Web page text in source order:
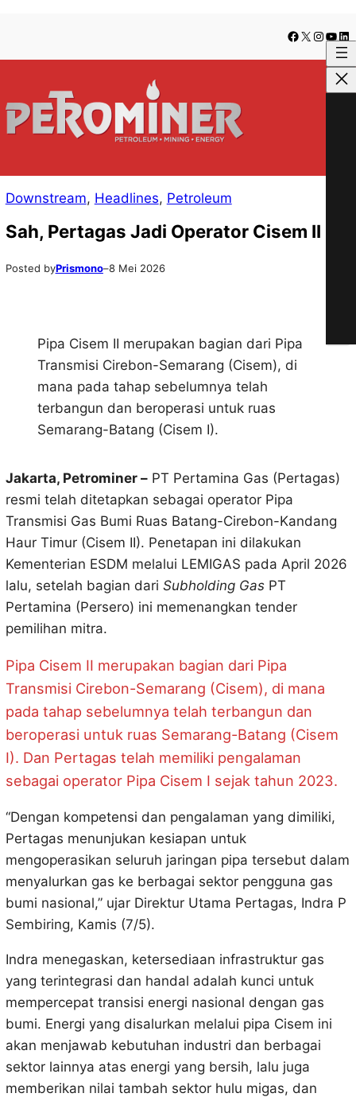
Facebook
X
Downstream, Headlines, Petroleum
Sah, Pertagas Jadi Operator Cisem II
Posted byPrismono–8 Mei 2026
Pipa Cisem II merupakan bagian dari Pipa
Transmisi Cirebon-Semarang (Cisem), di
mana pada tahap sebelumnya telah
terbangun dan beroperasi untuk ruas
Semarang-Batang (Cisem I).
Jakarta, Petrominer –PT Pertamina Gas (Pertagas)
resmi telah ditetapkan sebagai operator Pipa
Transmisi Gas Bumi Ruas Batang-Cirebon-Kandang
Haur Timur (Cisem II). Penetapan ini dilakukan
Kementerian ESDM melalui LEMIGAS pada April 2026
lalu, setelah bagian dari Subholding GasPT
Pertamina (Persero) ini memenangkan tender
pemilihan mitra.
Pipa Cisem II merupakan bagian dari Pipa
Transmisi Cirebon-Semarang (Cisem), di mana
pada tahap sebelumnya telah terbangun dan
beroperasi untuk ruas Semarang-Batang (Cisem
I). Dan Pertagas telah memiliki pengalaman
sebagai operator Pipa Cisem I sejak tahun 2023.
“Dengan kompetensi dan pengalaman yang dimiliki,
Pertagas menunjukan kesiapan untuk
mengoperasikan seluruh jaringan pipa tersebut dalam
menyalurkan gas ke berbagai sektor pengguna gas
bumi nasional,” ujar Direktur Utama Pertagas, Indra P
Sembiring, Kamis (7/5).
Indra menegaskan, ketersediaan infrastruktur gas
yang terintegrasi dan handal adalah kunci untuk
mempercepat transisi energi nasional dengan gas
bumi. Energi yang disalurkan melalui pipa Cisem ini
akan menjawab kebutuhan industri dan berbagai
sektor lainnya atas energi yang bersih, lalu juga
memberikan nilai tambah sektor hulu migas, dan